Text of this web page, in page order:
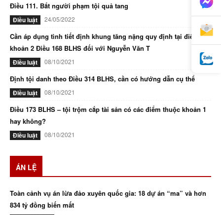
Điều 111. Bắt người phạm tội quả tang
Điều luật 24/05/2022
Cần áp dụng tình tiết định khung tăng nặng quy định tại điểm d
khoản 2 Điều 168 BLHS đối với Nguyễn Văn T
Điều luật 08/10/2021
Định tội danh theo Điều 314 BLHS, cần có hướng dẫn cụ thể
Điều luật 08/10/2021
Điều 173 BLHS – tội trộm cắp tài sản có các điểm thuộc khoản 1
hay không?
Điều luật 08/10/2021
ÁN LỆ
Toàn cảnh vụ án lừa đảo xuyên quốc gia: 18 dự án “ma” và hơn
834 tỷ đồng biến mất